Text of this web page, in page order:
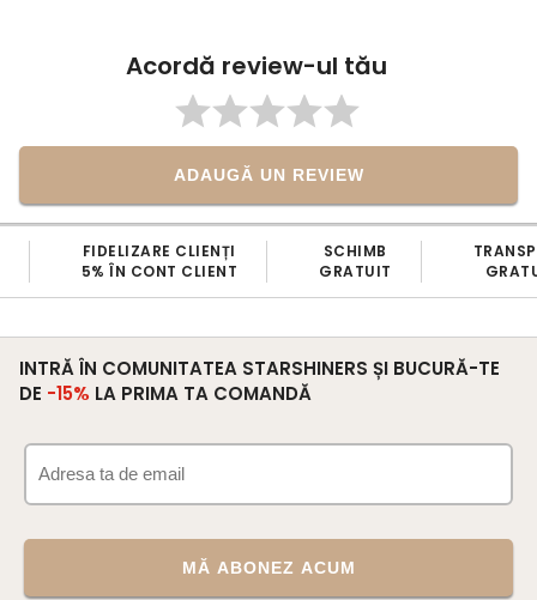
disponibilitatea dumneavoastră, dar şi
înfrumusețați zilele!
Acordă review-ul tău
ADAUGĂ UN REVIEW
FIDELIZARE CLIENȚI
5% ÎN CONT CLIENT
SCHIMB
GRATUIT
INTRĂ ÎN COMUNITATEA STARSHINERS ȘI BUCURĂ-TE
DE -15% LA PRIMA TA COMANDĂ
MĂ ABONEZ ACUM